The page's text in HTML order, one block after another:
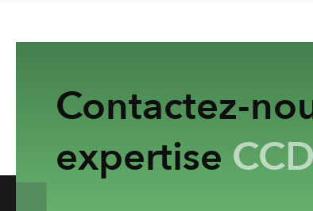
Contactez-
expertise CCD